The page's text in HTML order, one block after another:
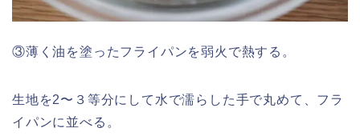
③薄く油を塗ったフライパンを弱火で熱する。
生地を2〜３等分にして水で濡らした手で丸めて、フラ
イパンに並べる。